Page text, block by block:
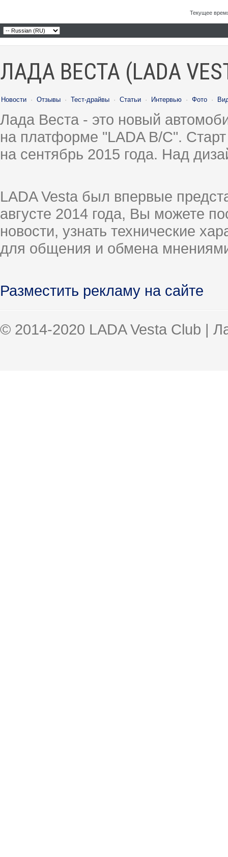
Текущее
ЛАДА ВЕСТА (LADA
Новости · Отзывы · Тест-драйвы · Статьи · Интервью · Фото ·
Лада Веста - это новый
на платформе "LADA B/C".
на сентябрь 2015 года. Над
LADA Vesta был впервые
августе 2014 года, Вы можете
новости, узнать технические
для общения и обмена
Разместить рекламу на сайте
© 2014-2020 LADA Vesta Club |